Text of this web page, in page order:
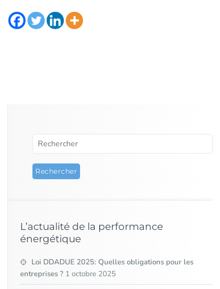
L’actualité de la performance
énergétique
Loi DDADUE 2025: Quelles obligations pour les
entreprises ? 1 octobre 2025